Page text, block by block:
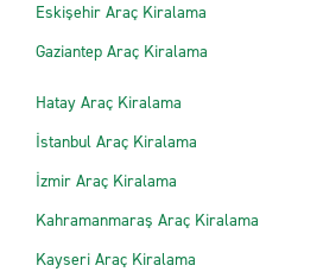
Eskişehir Araç Kiralama
Gaziantep Araç Kiralama
Hatay Araç Kiralama
İstanbul Araç Kiralama
İzmir Araç Kiralama
Kahramanmaraş Araç Kiralama
Kayseri Araç Kiralama